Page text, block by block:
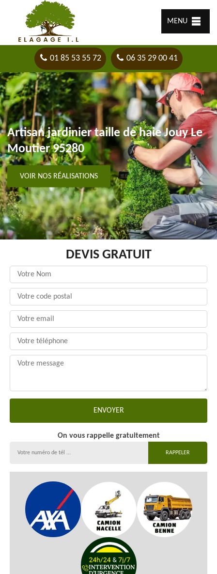
MENU
01 85 53 55 72 06 35 29 00 41
Artisan jardinier taille de haie Jouy Le
Moutier 95280
VOIR NOS RÉALISATIONS
DEVIS GRATUIT
On vous rappelle gratuitement